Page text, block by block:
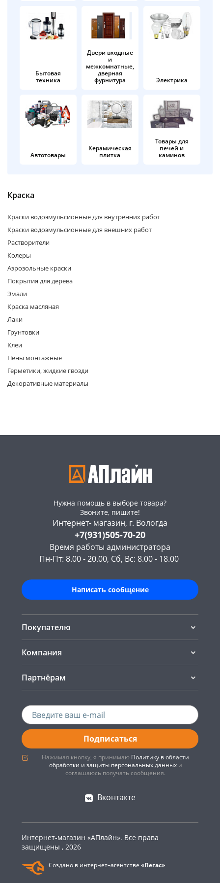
Бытовая
техника
Двери входные
и
межкомнатные,
дверная
фурнитура
Электрика
Автотовары
Керамическая
плитка
Товары для
печей и
каминов
Краска
Краски водоэмульсионные для внутренних работ
Краски водоэмульсионные для внешних работ
Растворители
Колеры
Аэрозольные краски
Покрытия для дерева
Эмали
Краска масляная
Лаки
Грунтовки
Клеи
Пены монтажные
Герметики, жидкие гвозди
Декоративные материалы
Нужна помощь в выборе товара?
Звоните, пишите!
Интернет- магазин, г. Вологда
+7(931)505-70-20
Время работы администратора
Пн-Пт: 8.00 - 20.00, Сб, Вс: 8.00 - 18.00
Написать сообщение
Покупателю
Компания
Партнёрам
Подписаться
Нажимая кнопку, я принимаю Политику в области
обработки и защиты персональных данныхи
соглашаюсь получать сообщения.
Вконтакте
Интернет-магазин «АПлайн». Все права
защищены , 2026
Создано в интернет–агентстве «Пегас»
об оплате Плайтом
раз в 2
недели
Остались вопросы?
8 800 302-02-51
plait.ru